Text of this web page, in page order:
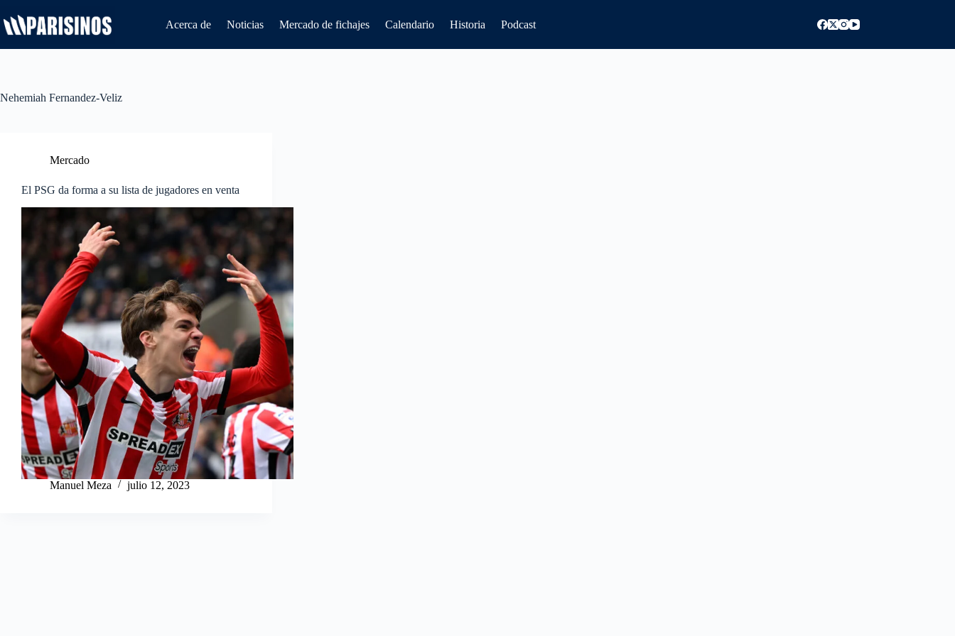
al
contenido
Acerca de Noticias Mercado de fichajes Calendario Historia Podcast
Nehemiah Fernandez-Veliz
Mercado
El PSG da forma a su lista de jugadores en venta
Manuel Meza julio 12, 2023